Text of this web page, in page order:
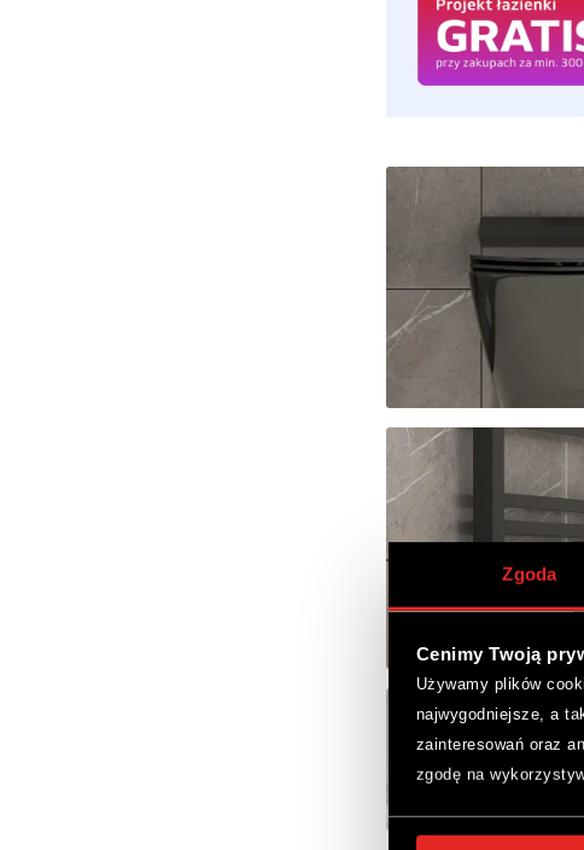
Zgoda
Cenimy Twoją
Używamy plików
najwygodniejsze, a
zainteresowań oraz
zgodę na